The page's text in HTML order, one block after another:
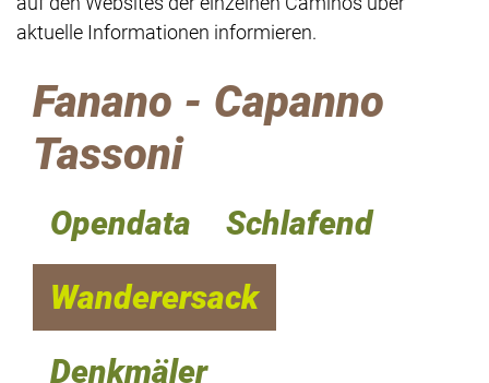
aktuelle Informationen informieren.
Fanano - Capanno
Tassoni
Opendata
Schlafend
Wanderersack
Denkmäler